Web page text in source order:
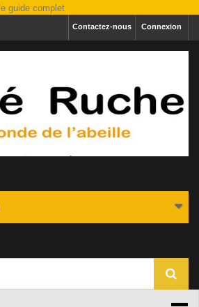
Connexion
Contactez-nous